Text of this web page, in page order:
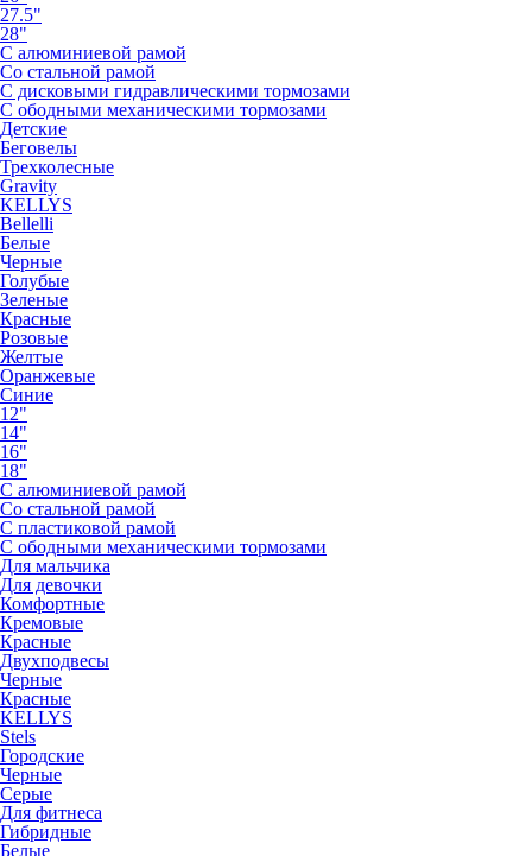
27.5"
28"
С алюминиевой рамой
Со стальной рамой
С дисковыми гидравлическими тормозами
С ободными механическими тормозами
Детские
Беговелы
Трехколесные
Gravity
KELLYS
Bellelli
Белые
Черные
Голубые
Зеленые
Красные
Розовые
Желтые
Оранжевые
Синие
12"
14"
16"
18"
С алюминиевой рамой
Со стальной рамой
С пластиковой рамой
С ободными механическими тормозами
Для мальчика
Для девочки
Комфортные
Кремовые
Красные
Двухподвесы
Черные
Красные
KELLYS
Stels
Городские
Черные
Серые
Для фитнеса
Гибридные
Белые